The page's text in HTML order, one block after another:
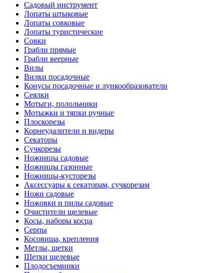
Садовый инструмент
Лопаты штыковые
Лопаты совковые
Лопаты туристические
Совки
Грабли прямые
Грабли веерные
Вилы
Вилки посадочные
Конусы посадочные и лункообразователи
Сеялки
Мотыги, полольники
Мотыжки и тяпки ручные
Плоскорезы
Корнеудалители и видеры
Секаторы
Сучкорезы
Ножницы садовые
Ножницы газонные
Ножницы-кусторезы
Аксессуары к секаторам, сучкорезам
Ножи садовые
Ножовки и пилы садовые
Очистители щелевые
Косы, наборы косца
Серпы
Косовища, крепления
Метлы, щетки
Щетки щелевые
Плодосъемники